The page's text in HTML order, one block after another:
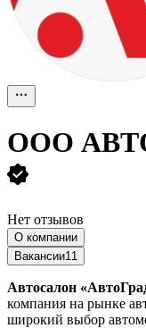
ООО
Нет отзывов
О компании
Вакансии11
Автосалон
компания на рынке
широкий выбор